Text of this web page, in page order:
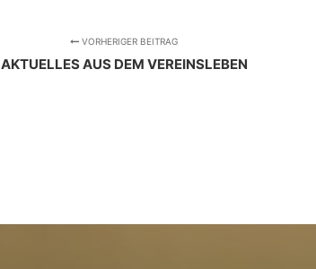
VORHERIGER BEITRAG
AKTUELLES AUS DEM VEREINSLEBEN